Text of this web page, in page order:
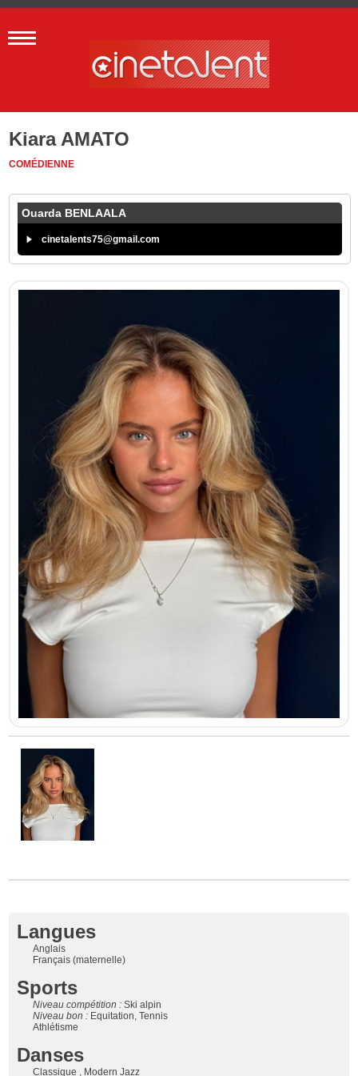
Kiara AMATO
COMÉDIENNE
Ouarda BENLAALA
cinetalents75@gmail.com
Langues
Anglais
Français (maternelle)
Sports
Niveau compétition :Ski alpin
Niveau bon : Equitation, Tennis
Athlétisme
Danses
Classique , Modern Jazz